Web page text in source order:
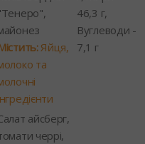
Яйця,
та
46,3 г,
Вуглеводи -
7,1 г
айсберг,
черрі,